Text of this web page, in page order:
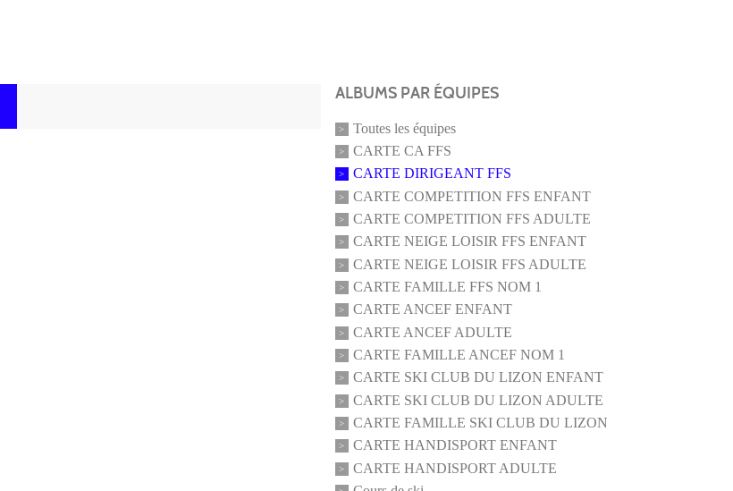
ALBUMS PAR ÉQUIPES
Toutes les équipes
CARTE CA FFS
CARTE DIRIGEANT FFS
CARTE COMPETITION FFS ENFANT
CARTE COMPETITION FFS ADULTE
CARTE NEIGE LOISIR FFS ENFANT
CARTE NEIGE LOISIR FFS ADULTE
CARTE FAMILLE FFS NOM 1
CARTE ANCEF ENFANT
CARTE ANCEF ADULTE
CARTE FAMILLE ANCEF NOM 1
CARTE SKI CLUB DU LIZON ENFANT
CARTE SKI CLUB DU LIZON ADULTE
CARTE FAMILLE SKI CLUB DU LIZON
CARTE HANDISPORT ENFANT
CARTE HANDISPORT ADULTE